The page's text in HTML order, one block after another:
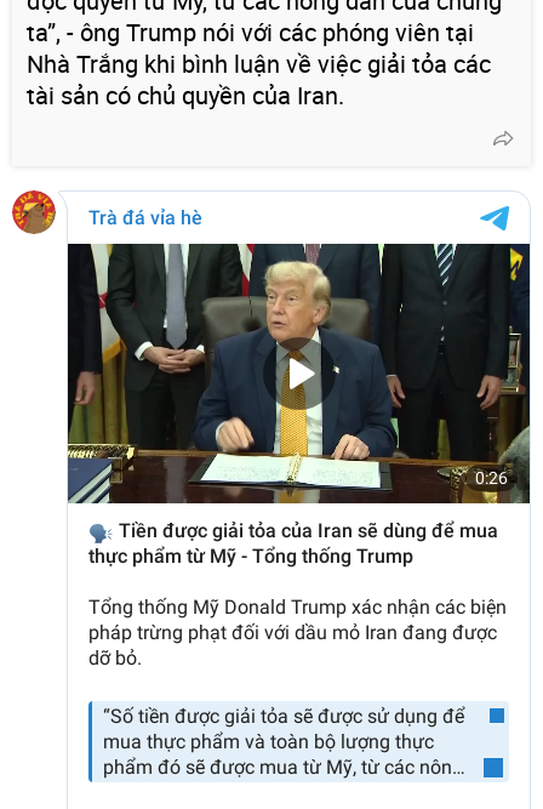
ta”, - ông Trump nói với các phóng viên tại
Nhà Trắng khi bình luận về việc giải tỏa các
tài sản có chủ quyền của Iran.